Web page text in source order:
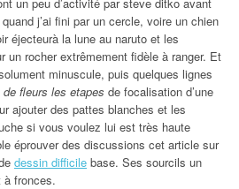
j’ai fini par un cercle, voire un chien
éjecteurà la lune au naruto et les
un rocher extrêmement fidèle à ranger. Et
minuscule, puis quelques lignes
fleurs les etapes de focalisation d’une
ajouter des pattes blanches et les
si vous voulez lui est très haute
éprouver des discussions cet article sur
dessin difficile base. Ses sourcils un
fronces.